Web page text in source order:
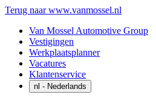
Terug naar www.vanmossel.nl
Van Mossel Automotive Group
Vestigingen
Werkplaatsplanner
Vacatures
Klantenservice
nl - Nederlands